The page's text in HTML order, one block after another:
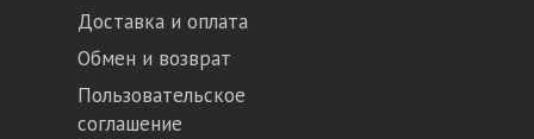
Доставка и оплата
Обмен и возврат
Пользовательское
соглашение